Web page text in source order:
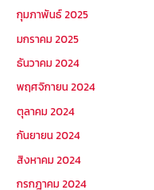
กุมภาพันธ์ 2025
มกราคม 2025
ธันวาคม 2024
พฤศจิกายน 2024
ตุลาคม 2024
กันยายน 2024
สิงหาคม 2024
กรกฎาคม 2024